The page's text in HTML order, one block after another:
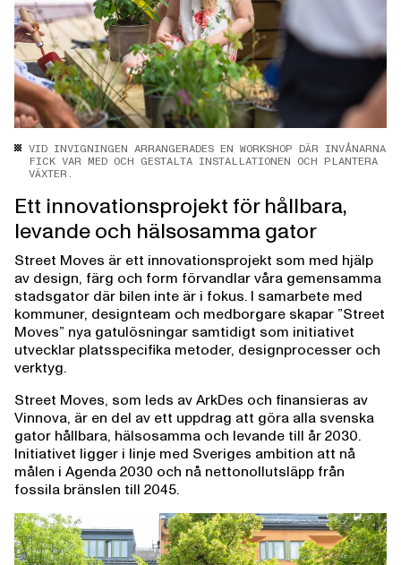
VID INVIGNINGEN ARRANGERADES EN WORKSHOP DÄR INVÅNARNA
FICK VAR MED OCH GESTALTA INSTALLATIONEN OCH PLANTERA
VÄXTER.
Ett innovationsprojekt för hållbara,
levande och hälsosamma gator
Street Moves är ett innovationsprojekt som med hjälp
av design, färg och form förvandlar våra gemensamma
stadsgator där bilen inte är i fokus. I samarbete med
kommuner, designteam och medborgare skapar ”Street
Moves” nya gatulösningar samtidigt som initiativet
utvecklar platsspecifika metoder, designprocesser och
verktyg.
Street Moves, som leds av ArkDes och finansieras av
Vinnova, är en del av ett uppdrag att göra alla svenska
gator hållbara, hälsosamma och levande till år 2030.
Initiativet ligger i linje med Sveriges ambition att nå
målen i Agenda 2030 och nå nettonollutsläpp från
fossila bränslen till 2045.